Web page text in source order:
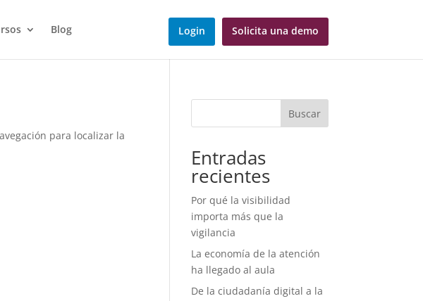
Blog Login Solicita una demo
para localizar la
Buscar
Entradas
recientes
Por qué la visibilidad
importa más que la
vigilancia
La economía de la atención
ha llegado al aula
De la ciudadanía digital a la